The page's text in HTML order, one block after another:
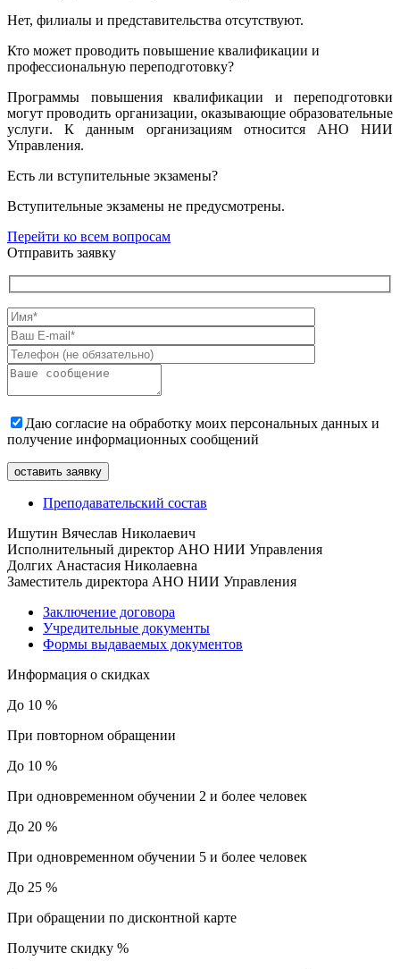
Нет, филиалы и представительства отсутствуют.
Кто может проводить повышение квалификации и
профессиональную переподготовку?
Программы повышения квалификации и переподготовки
могут проводить организации, оказывающие образовательные
услуги. К данным организациям относится АНО НИИ
Управления.
Есть ли вступительные экзамены?
Вступительные экзамены не предусмотрены.
Перейти ко всем вопросам
Отправить заявку
Даю согласие на обработку моих персональных данных и
получение информационных сообщений
Преподавательский состав
Ишутин Вячеслав Николаевич
Исполнительный директор АНО НИИ Управления
Долгих Анастасия Николаевна
Заместитель директора АНО НИИ Управления
Заключение договора
Учредительные документы
Формы выдаваемых документов
Информация о скидках
До 10 %
При повторном обращении
До 10 %
При одновременном обучении 2 и более человек
До 20 %
При одновременном обучении 5 и более человек
До 25 %
При обращении по дисконтной карте
Получите скидку %